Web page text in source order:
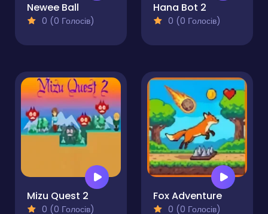
Newee Ball
0 (0 Голосів)
Hana Bot 2
0 (0 Голосів)
Mizu Quest 2
0 (0 Голосів)
Fox Adventure
0 (0 Голосів)